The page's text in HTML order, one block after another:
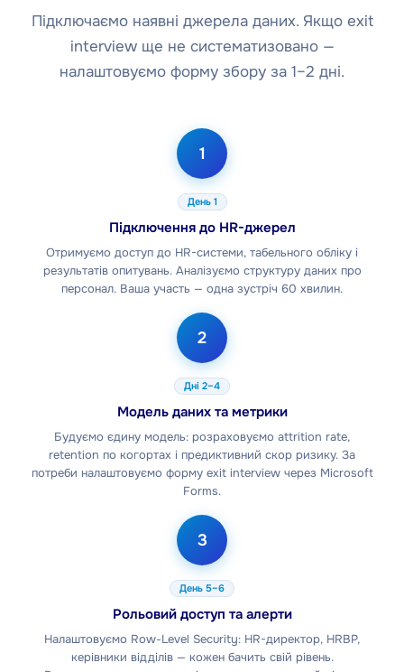
Підключаємо наявні джерела даних. Якщо exit
interview ще не систематизовано —
налаштовуємо форму збору за 1–2 дні.
1
День 1
Підключення до HR-джерел
Отримуємо доступ до HR-системи, табельного обліку і
результатів опитувань. Аналізуємо структуру даних про
персонал. Ваша участь — одна зустріч 60 хвилин.
2
Дні 2–4
Модель даних та метрики
Будуємо єдину модель: розраховуємо attrition rate,
retention по когортах і предиктивний скор ризику. За
потреби налаштовуємо форму exit interview через Microsoft
Forms.
3
День 5–6
Рольовий доступ та алерти
Налаштовуємо Row-Level Security: HR-директор, HRBP,
керівники відділів — кожен бачить свій рівень.